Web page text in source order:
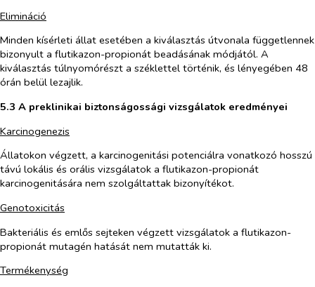
Elimináció
Minden kísérleti állat esetében a kiválasztás útvonala függetlennek
bizonyult a flutikazon-propionát beadásának módjától. A
kiválasztás túlnyomórészt a széklettel történik, és lényegében 48
órán belül lezajlik.
5.3 A preklinikai biztonságossági vizsgálatok eredményei
Karcinogenezis
Állatokon végzett, a karcinogenitási potenciálra vonatkozó hosszú
távú lokális és orális vizsgálatok a flutikazon-propionát
karcinogenitására nem szolgáltattak bizonyítékot.
Genotoxicitás
Bakteriális és emlős sejteken végzett vizsgálatok a flutikazon-
propionát mutagén hatását nem mutatták ki.
Termékenység